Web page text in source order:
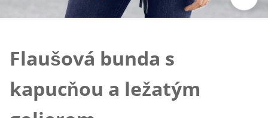
Flaušová bunda s
kapucňou a ležatým